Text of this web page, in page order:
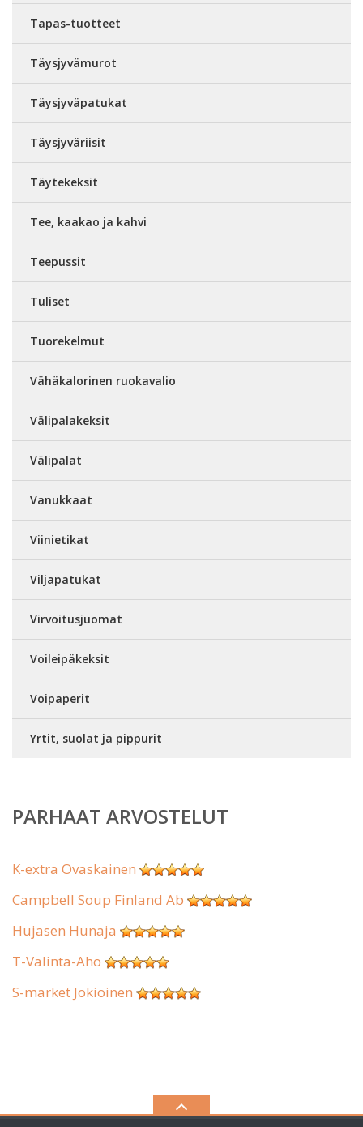
Tapas-tuotteet
Täysjyvämurot
Täysjyväpatukat
Täysjyväriisit
Täytekeksit
Tee, kaakao ja kahvi
Teepussit
Tuliset
Tuorekelmut
Vähäkalorinen ruokavalio
Välipalakeksit
Välipalat
Vanukkaat
Viinietikat
Viljapatukat
Virvoitusjuomat
Voileipäkeksit
Voipaperit
Yrtit, suolat ja pippurit
PARHAAT ARVOSTELUT
K-extra Ovaskainen
Campbell Soup Finland Ab
Hujasen Hunaja
T-Valinta-Aho
S-market Jokioinen